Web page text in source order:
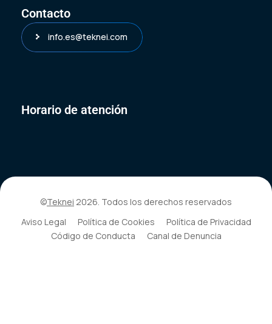
Contacto
info.es@teknei.com
Horario de atención
©Teknei 2026. Todos los derechos reservados
Aviso Legal
Política de Cookies
Política de Privacidad
Código de Conducta
Canal de Denuncia